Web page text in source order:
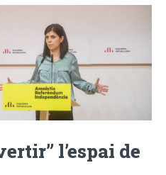
l’espai de